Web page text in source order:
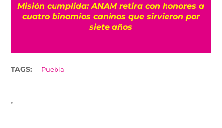
Misión cumplida: ANAM retira con honores a
cuatro binomios caninos que sirvieron por
siete años
TAGS: Puebla